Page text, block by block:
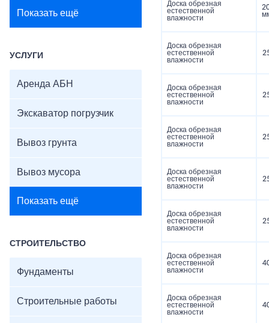
Показать ещё
УСЛУГИ
Аренда АБН
Экскаватор погрузчик
Вывоз грунта
Вывоз мусора
Показать ещё
СТРОИТЕЛЬСТВО
Фундаменты
Строительные работы
Доска обрезная
естественной
влажности
Доска обрезная
естественной
влажности
Доска обрезная
естественной
влажности
Доска обрезная
естественной
влажности
Доска обрезная
естественной
влажности
Доска обрезная
естественной
влажности
Доска обрезная
естественной
влажности
Доска обрезная
естественной
влажности